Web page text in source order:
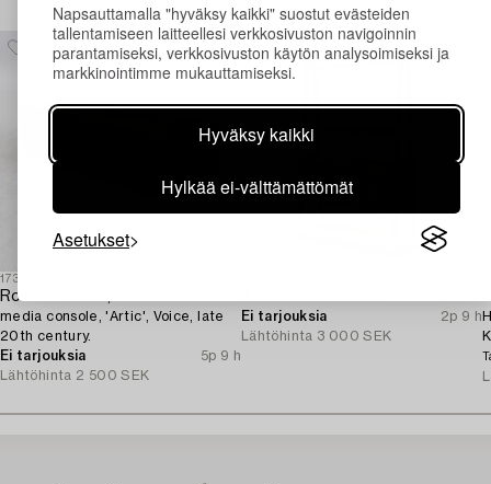
Napsauttamalla "hyväksy kaikki" suostut evästeiden
tallentamiseen laitteellesi verkkosivuston navigoinnin
parantamiseksi, verkkosivuston käytön analysoimiseksi ja
markkinointimme mukauttamiseksi.
Hyväksy kaikki
Hylkää ei-välttämättömät
Asetukset
1730903
Rolf Fransson,
media console, 'Artic', Voice, late
20th century.
Ei tarjouksia
5p 9 h
Lähtöhinta 2 500 SEK
Ei tarjouksia
2p 9 h
Lähtöhinta 3 000 SEK